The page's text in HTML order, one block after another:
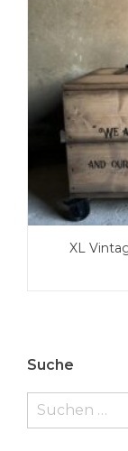
XL
Suche
Suchen
nach: